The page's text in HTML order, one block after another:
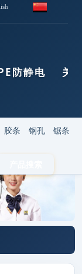
防静电 关
胶条 钢孔
锯条